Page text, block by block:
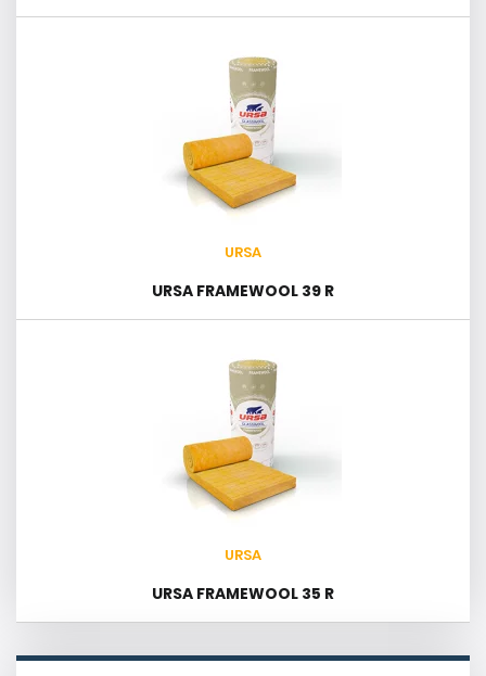
URSA
URSA FRAMEWOOL 39 R
URSA
URSA FRAMEWOOL 35 R